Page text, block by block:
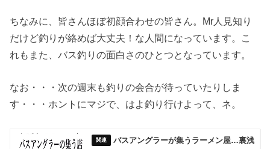
ちなみに、皆さんほぼ初顔合わせの皆さん。Mr人見知り
だけど釣りが絡めば大丈夫！な人間になっています。こ
れもまた、バス釣りの面白さのひとつとなっています。
なお・・・次の週末も釣りの会合が待っていたりしま
す・・・ホントにマジで、はよ釣り行けよって、ネ。
バスアングラーが集うラーメン屋…裏浅